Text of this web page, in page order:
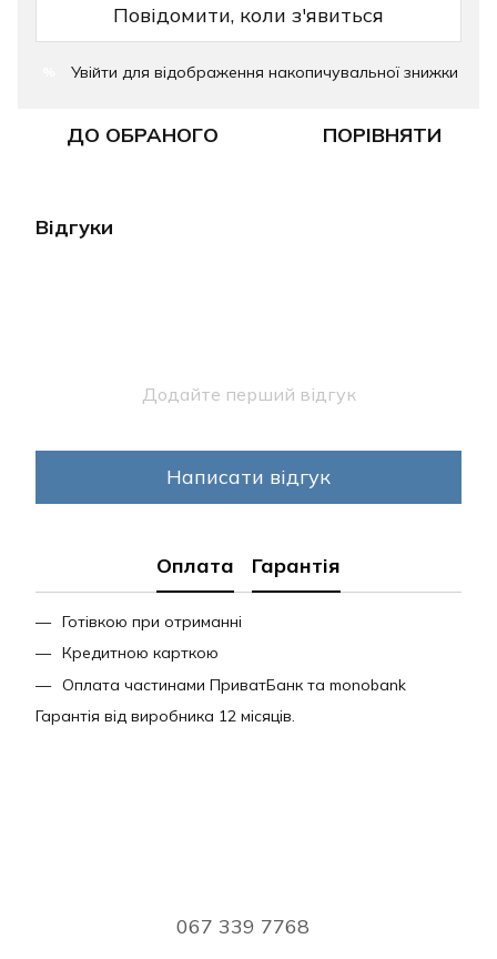
Повідомити, коли з'явиться
Увійти для відображення накопичувальної знижки
ДО ОБРАНОГО ПОРІВНЯТИ
Відгуки
Додайте перший відгук
Написати відгук
Оплата Гарантія
Готівкою при отриманні
Кредитною карткою
Оплата частинами ПриватБанк та monobank
Гарантія від виробника 12 місяців.
067 339 7768